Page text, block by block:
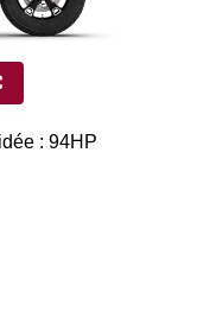
: 94HP